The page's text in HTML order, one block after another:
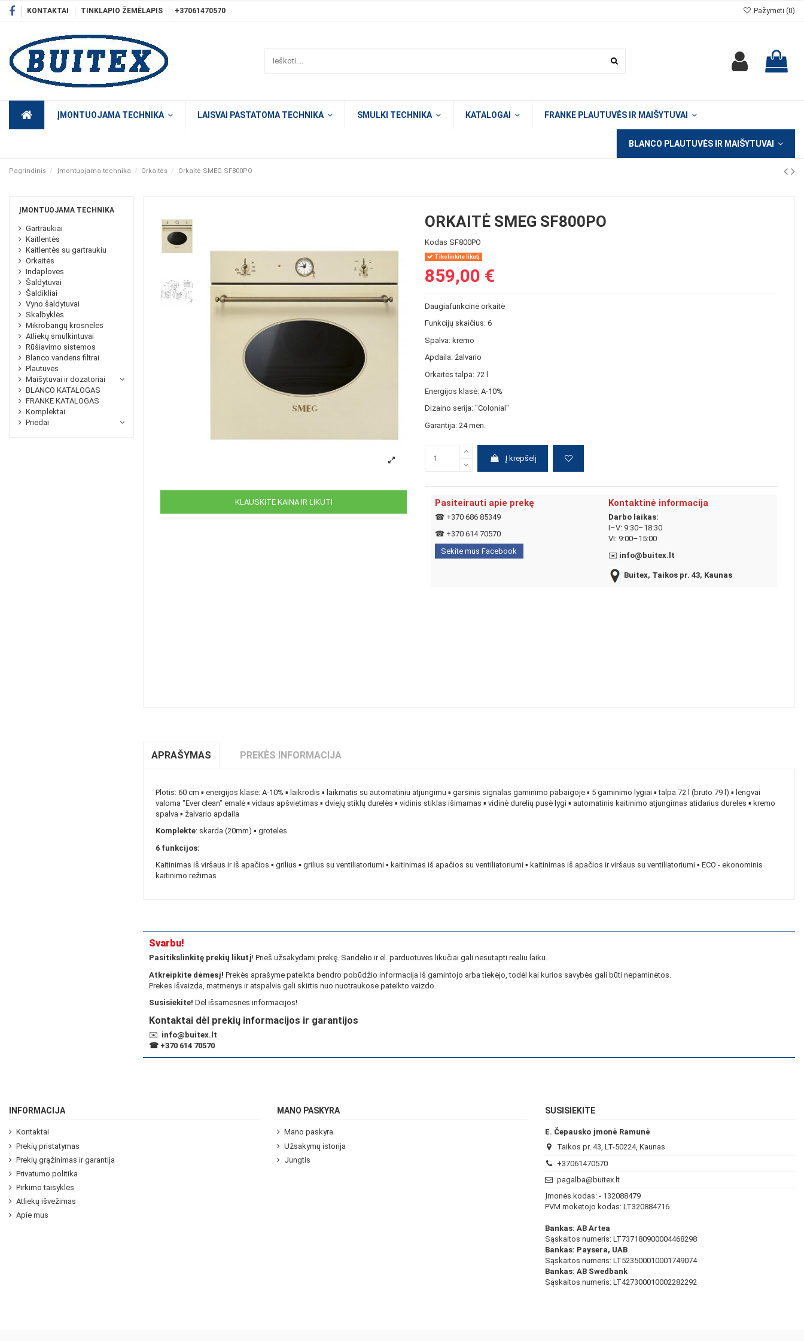
KONTAKTAI TINKLAPIO ŽEMĖLAPIS +37061470570 Pažymėti (0)
ĮMONTUOJAMA TECHNIKA LAISVAI PASTATOMA TECHNIKA SMULKI TECHNIKA KATALOGAI FRANKE PLAUTUVĖS IR MAIŠYTUVAI
BLANCO PLAUTUVĖS IR MAIŠYTUVAI
Pagrindinis Įmontuojama technika Orkaitės Orkaitė SMEG SF800PO
KLAUSKITE KAINA IR LIKUTI
ORKAITĖ SMEG SF800PO
Kodas SF800PO
Tikslinkite likutį
859,00 €
Daugiafunkcinė orkaitė
Funkcijų skaičius: 6
Spalva: kremo
Apdaila: žalvario
Orkaitės talpa: 72 l
Energijos klasė: A-10%
Dizaino serija: "Colonial"
Garantija: 24 mėn.
Į krepšelį
Pasiteirauti apie prekę
☎ +370 686 85349
☎ +370 614 70570
Sekite mus Facebook
Kontaktinė informacija
Darbo laikas:
I–V: 9:30–18:30
VI: 9:00–15:00
✉️ info@buitex.lt
Buitex, Taikos pr. 43, Kaunas
APRAŠYMAS PREKĖS INFORMACIJA
Plotis: 60 cm ▪ energijos klasė: A-10% ▪ laikrodis ▪ laikmatis su automatiniu atjungimu ▪ garsinis signalas gaminimo pabaigoje ▪ 5 gaminimo lygiai ▪ talpa 72 l (bruto 79 l) ▪ lengvai
valoma "Ever clean" emalė ▪ vidaus apšvietimas ▪ dviejų stiklų durelės ▪ vidinis stiklas išimamas ▪ vidinė durelių pusė lygi ▪ automatinis kaitinimo atjungimas atidarius dureles ▪ kremo
spalva ▪ žalvario apdaila
Komplekte: skarda (20mm) ▪ grotelės
6 funkcijos:
Kaitinimas iš viršaus ir iš apačios ▪ grilius ▪ grilius su ventiliatoriumi ▪ kaitinimas iš apačios su ventiliatoriumi ▪ kaitinimas iš apačios ir viršaus su ventiliatoriumi ▪ ECO - ekonominis
kaitinimo režimas
Svarbu!
Pasitikslinkitę prekių likutį! Prieš užsakydami prekę. Sandėlio ir el. parduotuvės likučiai gali nesutapti realiu laiku.
Atkreipkite dėmesį! Prekės aprašyme pateikta bendro pobūdžio informacija iš gamintojo arba tiekėjo, todėl kai kurios savybės gali būti nepaminėtos.
Prekės išvaizda, matmenys ir atspalvis gali skirtis nuo nuotraukose pateikto vaizdo.
Susisiekite! Dėl išsamesnės informacijos!
Kontaktai dėl prekių informacijos ir garantijos
✉️ info@buitex.lt
☎ +370 614 70570
ĮMONTUOJAMA TECHNIKA
Gartraukiai
Kaitlentės
Kaitlentės su gartraukiu
Orkaitės
Indaplovės
Šaldytuvai
Šaldikliai
Vyno šaldytuvai
Skalbyklės
Mikrobangų krosnelės
Atliekų smulkintuvai
Rūšiavimo sistemos
Blanco vandens filtrai
Plautuvės
Maišytuvai ir dozatoriai
BLANCO KATALOGAS
FRANKE KATALOGAS
Komplektai
Priedai
INFORMACIJA
Kontaktai
Prekių pristatymas
Prekių grąžinimas ir garantija
Privatumo politika
Pirkimo taisyklės
Atliekų išvežimas
Apie mus
MANO PASKYRA
Mano paskyra
Užsakymų istorija
Jungtis
SUSISIEKITE
E. Čepausko įmonė Ramunė
Taikos pr. 43, LT-50224, Kaunas
+37061470570
pagalba@buitex.lt
Įmonės kodas: - 132088479
PVM mokėtojo kodas: LT320884716
Bankas: AB Artea
Sąskaitos numeris: LT737180900004468298
Bankas: Paysera, UAB
Sąskaitos numeris: LT523500010001749074
Bankas: AB Swedbank
Sąskaitos numeris: LT427300010002282292